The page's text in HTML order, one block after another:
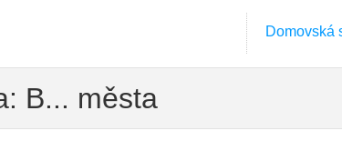
Domovská
B... města